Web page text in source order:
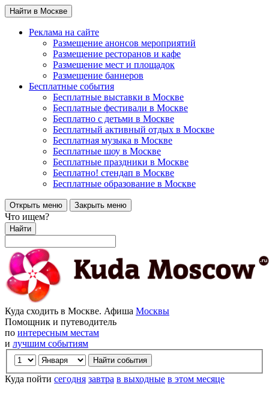
Найти в Москве
Реклама на сайте
Размещение анонсов мероприятий
Размещение ресторанов и кафе
Размещение мест и площадок
Размещение баннеров
Бесплатные события
Бесплатные выставки в Москве
Бесплатные фестивали в Москве
Бесплатно с детьми в Москве
Бесплатный активный отдых в Москве
Бесплатная музыка в Москве
Бесплатные шоу в Москве
Бесплатные праздники в Москве
Бесплатно! стендап в Москве
Бесплатные образование в Москве
Открыть меню Закрыть меню
Что ищем?
Найти
Куда сходить в Москве. Афиша Москвы
Помощник и путеводитель
по интересным местам
и лучшим событиям
Куда пойти сегодня завтра в выходные в этом месяце